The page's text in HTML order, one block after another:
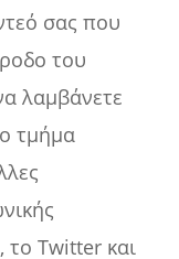
σας που
του
λαμβάνετε
τμήμα
το Twitter και